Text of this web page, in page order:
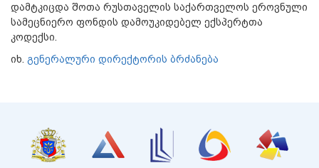
დამტკიცდა შოთა რუსთაველის საქართველოს ეროვნული
სამეცნიერო ფონდის დამოუკიდებელ ექსპერტთა
კოდექსი.
იხ. გენერალური დირექტორის ბრძანება